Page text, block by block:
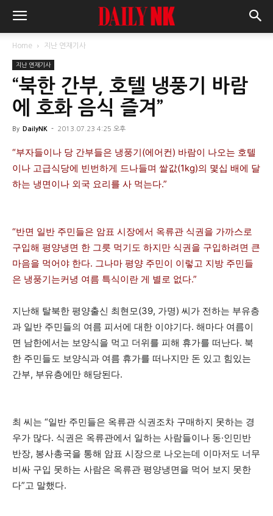
Home 지난 연재기사
지난 연재기사
“북한 간부, 호텔 냉풍기 바람
에 호화 음식 즐겨”
By DailyNK - 2013.07.23 4:25 오후
“부자들이나 당 간부들은 냉풍기(에어컨) 바람이 나오는 호텔
이나 고급식당에 빈번하게 드나들며 쌀값(1kg)의 몇십 배에 달
하는 냉면이나 외국 요리를 사 먹는다.”
“반면 일반 주민들은 암표 시장에서 옥류관 식권을 가까스로
구입해 평양냉면 한 그릇 먹기도 하지만 식권을 구입하려면 큰
마음을 먹어야 한다. 그나마 평양 주민이 이렇고 지방 주민들
은 냉풍기는커녕 여름 특식이란 게 별로 없다.”
지난해 탈북한 평양출신 최현모(39, 가명) 씨가 전하는 부유층
과 일반 주민들의 여름 피서에 대한 이야기다. 해마다 여름이
면 남한에서는 보양식을 먹고 더위를 피해 휴가를 떠난다. 북
한 주민들도 보양식과 여름 휴가를 떠나지만 돈 있고 힘있는
간부, 부유층에만 해당된다.
최 씨는 “일반 주민들은 옥류관 식권조차 구매하지 못하는 경
우가 많다. 식권은 옥류관에서 일하는 사람들이나 동·인민반
반장, 봉사총국을 통해 암표 시장으로 나오는데 이마저도 너무
비싸 구입 못하는 사람은 옥류관 평양냉면을 먹어 보지 못한
다”고 말했다.